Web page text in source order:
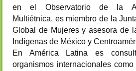
en el Observatorio de la
Multiétnica, es miembro de la
Global de Mujeres y asesora de
Indígenas de México y
En América Latina es
organismos internacionales